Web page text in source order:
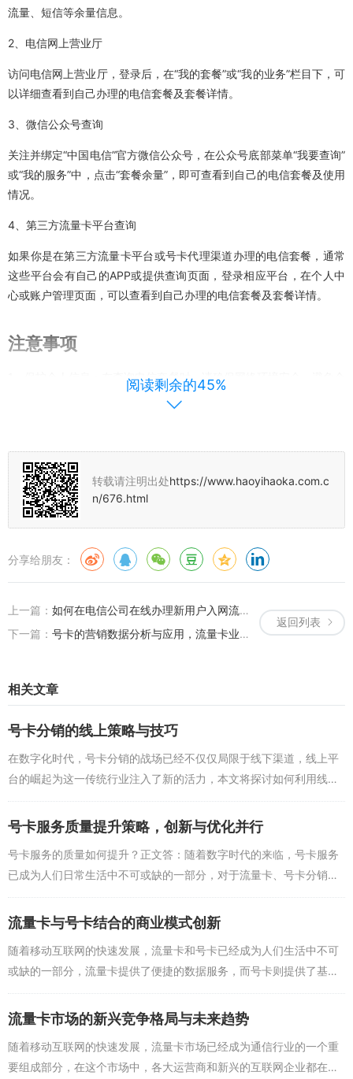
流量、短信等余量信息。
2、电信网上营业厅
访问电信网上营业厅，登录后，在“我的套餐”或“我的业务”栏目下，可
以详细查看到自己办理的电信套餐及套餐详情。
3、微信公众号查询
关注并绑定“中国电信”官方微信公众号，在公众号底部菜单“我要查询”
或“我的服务”中，点击“套餐余量”，即可查看到自己的电信套餐及使用
情况。
4、第三方流量卡平台查询
如果你是在第三方流量卡平台或号卡代理渠道办理的电信套餐，通常
这些平台会有自己的APP或提供查询页面，登录相应平台，在个人中
心或账户管理页面，可以查看到自己办理的电信套餐及套餐详情。
注意事项
1、保护个人信息：在查询电信套餐时，请确保网络环境安全，避免个
3、疑问解答：如果在查询过程中遇到任何问题，可以直接拨打电信
客服热线咨询，或者通过官方渠道获取帮助。
如何有效利用查询到的电信套餐信息？
1、流量管理：根据查询到的套餐流量情况，合理安排自己的通信需
2、套餐调整：如果发现自己当前套餐并不适合自己，可以通过官方渠
3、推广建议：对于号卡代理和号卡推广人员，可以根据用户的套餐
情况和需求，推荐更合适的套餐或优惠活动。
常见问题解答
Q：查询电信套餐需要收费吗？
有相应的费用。
Q：查询到的套餐信息不准确怎么办？
更正。
Q：如何更改电信套餐？
A：可以通过电信官方渠道或第三方平台更改套餐，但请注意更改套
餐的时效和规定。
查看自己办理的电信套餐并不复杂，只需通过官方渠道或第三方平
台，即可轻松查询，了解自己所使用的套餐，可以更好地管理通信需
求，享受更优质的通信服务，希望以上内容能帮助到你，如有更多疑
阅读剩余的45%
转载请注明出处https://www.haoyihaoka.com.c
n/676.html
分享给朋友：
返回列表
上一篇： 如何在电信公司在线办理新用户入网流程？
下一篇： 号卡的营销数据分析与应用，流量卡业务的数字化探索之旅
相关文章
号卡分销的线上策略与技巧
在数字化时代，号卡分销的战场已经不仅仅局限于线下渠道，线上平
台的崛起为这一传统行业注入了新的活力，本文将探讨如何利用线上
策略和技巧，提升号卡分销的效率和效果。让我们了解一下什么是号
卡分销，号卡分销是指...
号卡服务质量提升策略，创新与优化并行
号卡服务的质量如何提升？正文答：随着数字时代的来临，号卡服务
已成为人们日常生活中不可或缺的一部分，对于流量卡、号卡分销平
台及代理而言，如何提升服务质量，以满足用户日益增长的需求，成
为了一个值得深入探讨...
流量卡与号卡结合的商业模式创新
随着移动互联网的快速发展，流量卡和号卡已经成为人们生活中不可
或缺的一部分，流量卡提供了便捷的数据服务，而号卡则提供了基本
的通信功能，随着市场的饱和和用户需求的多样化，传统的流量卡和
号卡销售模式亟需创新...
流量卡市场的新兴竞争格局与未来趋势
随着移动互联网的快速发展，流量卡市场已经成为通信行业的一个重
要组成部分，在这个市场中，各大运营商和新兴的互联网企业都在争